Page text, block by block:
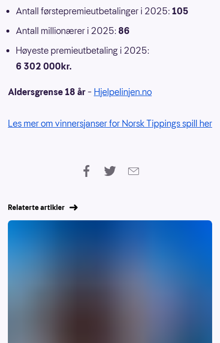
Antall førstepremieutbetalinger i 2025: 105
Antall millionærer i 2025: 86
Høyeste premieutbetaling i 2025:
6 302 000kr.
Aldersgrense 18 år – Hjelpelinjen.no
Les mer om vinnersjanser for Norsk Tippings spill her
Relaterte artikler